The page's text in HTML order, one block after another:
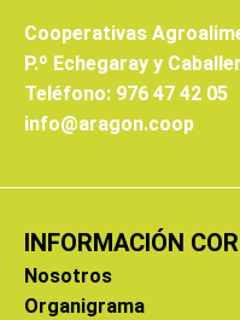
Cooperativas
P.º Echegaray y
Teléfono: 976 47 42 05
info@aragon.coop
INFORMACIÓN
Nosotros
Organigrama